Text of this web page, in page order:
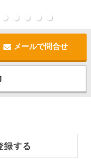
メールで問合せ